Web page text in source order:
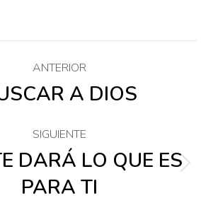
ANTERIOR
Publicación
A DIOS
SIGUIENTE
Publicación
siguiente:
DARÁ LO QUE ES
PARA TI